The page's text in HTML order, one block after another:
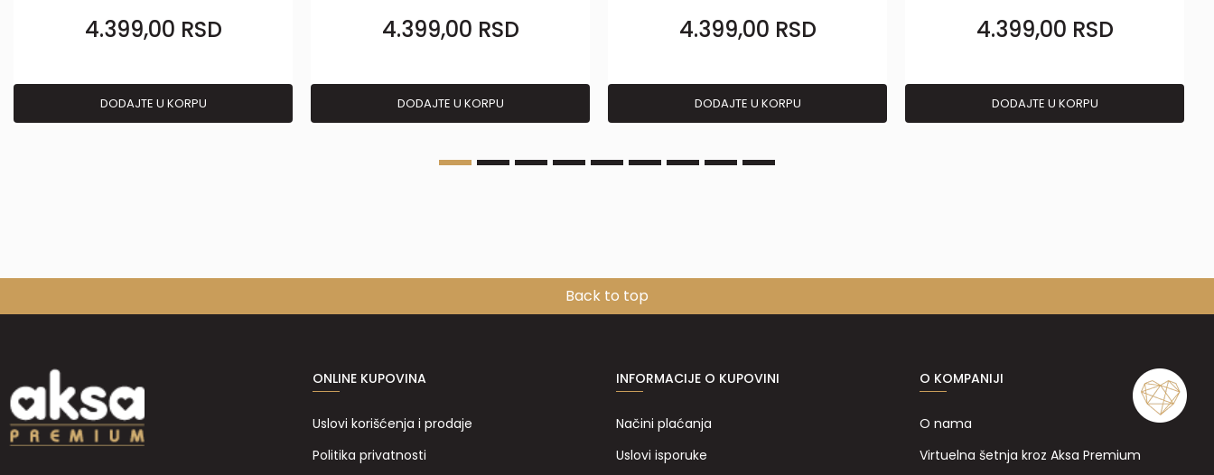
4.399,00 RSD
DODAJTE U KORPU
4.399,00 RSD
DODAJTE U KORPU
4.399,00 RSD
DODAJTE U KORPU
4.399,00 RSD
DODAJTE U KORPU
Back to top
ONLINE KUPOVINA
Uslovi korišćenja i prodaje
Politika privatnosti
INFORMACIJE O KUPOVINI
Načini plaćanja
Uslovi isporuke
O KOMPANIJI
O nama
Virtuelna šetnja kroz Aksa Premium